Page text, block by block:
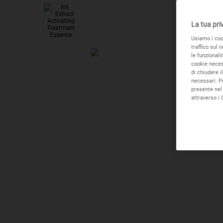
La tua
Usiamo i
traffico sul
le
cookie
di chiudere
necessari.
presente
attraverso i